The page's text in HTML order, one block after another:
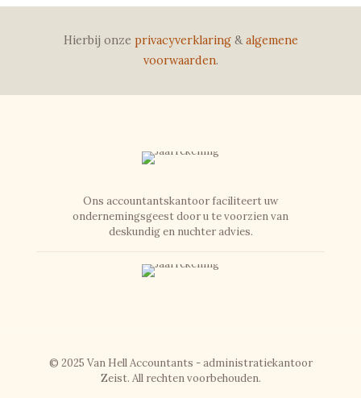
Hierbij onze privacyverklaring& algemene
voorwaarden.
Ons accountantskantoor faciliteert uw
ondernemingsgeest door u te voorzien van
deskundig en nuchter advies.
© 2025 Van Hell Accountants - administratiekantoor
Zeist. All rechten voorbehouden.